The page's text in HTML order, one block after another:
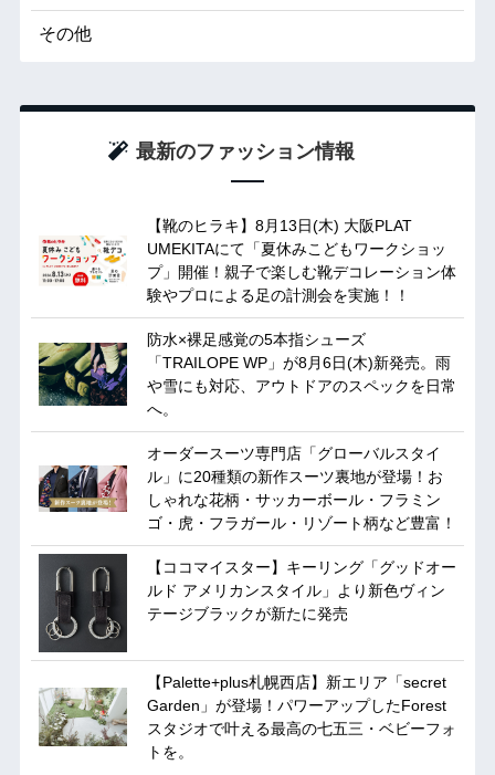
その他
最新のファッション情報
【靴のヒラキ】8月13日(木) 大阪PLAT
UMEKITAにて「夏休みこどもワークショッ
プ」開催！親子で楽しむ靴デコレーション体
験やプロによる足の計測会を実施！！
防水×裸足感覚の5本指シューズ
「TRAILOPE WP」が8月6日(木)新発売。雨
や雪にも対応、アウトドアのスペックを日常
へ。
オーダースーツ専門店「グローバルスタイ
ル」に20種類の新作スーツ裏地が登場！お
しゃれな花柄・サッカーボール・フラミン
ゴ・虎・フラガール・リゾート柄など豊富！
【ココマイスター】キーリング「グッドオー
ルド アメリカンスタイル」より新色ヴィン
テージブラックが新たに発売
【Palette+plus札幌西店】新エリア「secret
Garden」が登場！パワーアップしたForest
スタジオで叶える最高の七五三・ベビーフォ
トを。